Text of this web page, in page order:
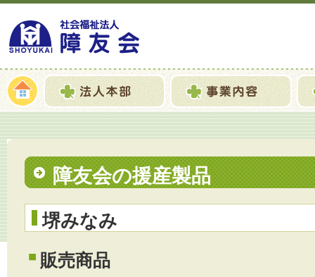
障友会の援産製品
堺みなみ
販売商品